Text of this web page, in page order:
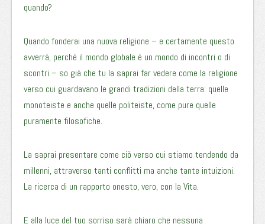
quando?
Quando fonderai una nuova religione – e certamente questo
avverrà, perché il mondo globale è un mondo di incontri o di
scontri – so già che tu la saprai far vedere come la religione
verso cui guardavano le grandi tradizioni della terra: quelle
monoteiste e anche quelle politeiste, come pure quelle
puramente filosofiche.
La saprai presentare come ciò verso cui stiamo tendendo da
millenni, attraverso tanti conflitti ma anche tante intuizioni.
La ricerca di un rapporto onesto, vero, con la Vita.
E alla luce del tuo sorriso sarà chiaro che nessuna